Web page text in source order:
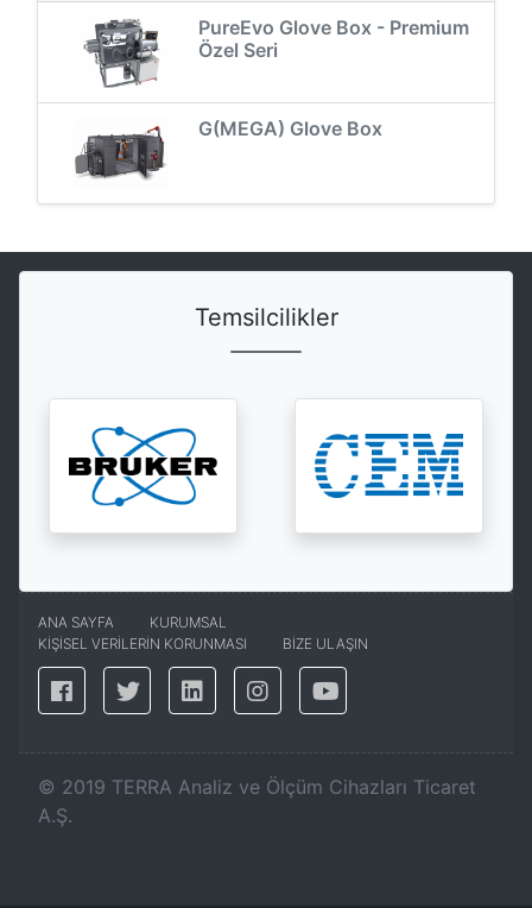
PureEvo Glove Box - Premium
Özel Seri
G(MEGA) Glove Box
Temsilcilikler
ANA SAYFA
KURUMSAL
KİŞİSEL VERİLERİN KORUNMASI
BİZE ULAŞIN
© 2019 TERRA Analiz ve Ölçüm Cihazları Ticaret
A.Ş.